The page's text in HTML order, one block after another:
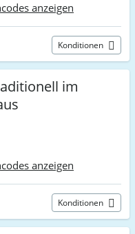
anzeigen
Konditionen
im
anzeigen
Konditionen